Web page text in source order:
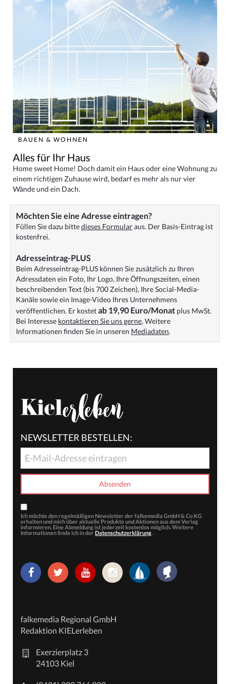
BAUEN & WOHNEN
Alles für Ihr Haus
Home sweet Home! Doch damit ein Haus oder eine Wohnung zu
einem richtigen Zuhause wird, bedarf es mehr als nur vier
Wände und ein Dach.
Möchten Sie eine Adresse eintragen?
Füllen Sie dazu bittedieses Formularaus. Der Basis-Eintrag ist
kostenfrei.
Adresseintrag-PLUS
Beim Adresseintrag-PLUS können Sie zusätzlich zu Ihren
Adressdaten ein Foto, Ihr Logo, Ihre Öffnungszeiten, einen
beschreibenden Text (bis 700 Zeichen), Ihre Social-Media-
Kanäle sowie ein Image-Video Ihres Unternehmens
veröffentlichen. Er kostetab 19,90 Euro/Monat plus MwSt.
Bei Interesse kontaktieren Sie uns gerne. Weitere
Informationen finden Sie in unseren Mediadaten.
NEWSLETTER BESTELLEN:
Ich möchte den regelmäßigen Newsletter der falkemedia GmbH & Co KG
erhalten und mich über aktuelle Produkte und Aktionen aus dem Verlag
informieren. Eine Abmeldung ist jederzeit kostenlos möglich. Weitere
Informationen finde ich in der Datenschutzerklärung.
falkemedia Regional GmbH
Redaktion KIELerleben
Exerzierplatz 3
24103 Kiel